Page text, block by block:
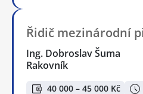
Řidič mezinárodní
Ing. Dobroslav Šuma
Rakovník
40 000 – 45 000 Kč